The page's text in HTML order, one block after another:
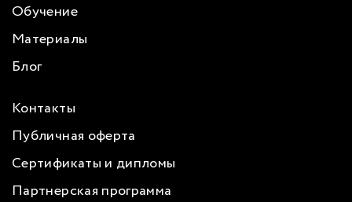
Обучение
Материалы
Блог
Контакты
Публичная оферта
Сертификаты и дипломы
Партнерская программа